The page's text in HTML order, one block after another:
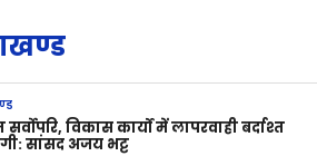
विकास कार्यों में लापरवाही बर्दाश्त
सांसद अजय भट्ट